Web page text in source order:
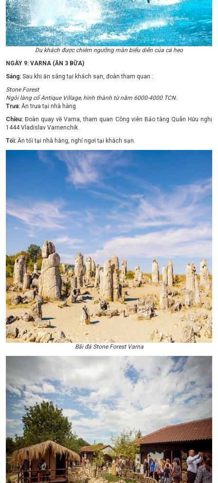
Du khách được chiêm ngưỡng màn biểu diễn của cá heo
NGÀY 9: VARNA (ĂN 3 BỮA)
Sáng: Sau khi ăn sáng tại khách sạn, đoàn tham quan :
Stone Forest
Ngôi làng cổ Antique Village, hình thành từ năm 6000-4000 TCN.
Trưa: Ăn trưa tại nhà hàng
Chiều: Đoàn quay về Varna, tham quan Công viên Bảo tàng Quân Hữu nghị
1444 Vladislav Varnenchik.
Tối: Ăn tối tại nhà hàng, nghỉ ngơi tại khách sạn.
Bãi đá Stone Forest Varna